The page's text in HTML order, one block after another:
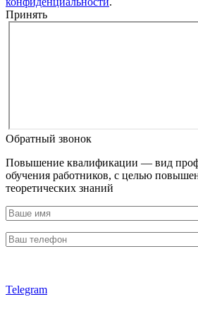
Принять
Обратный звонок
Повышение квалификации — вид
обучения работников, с целью
теоретических знаний
Telegram